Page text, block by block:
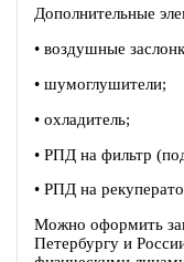
Дополнительные
• воздушные
• шумоглушители;
• охладитель;
• РПД на фильтр
• РПД на
Можно оформить
Петербургу и